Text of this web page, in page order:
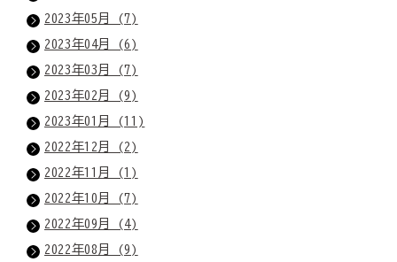
2023年05月 (7)
2023年04月 (6)
2023年03月 (7)
2023年02月 (9)
2023年01月 (11)
2022年12月 (2)
2022年11月 (1)
2022年10月 (7)
2022年09月 (4)
2022年08月 (9)